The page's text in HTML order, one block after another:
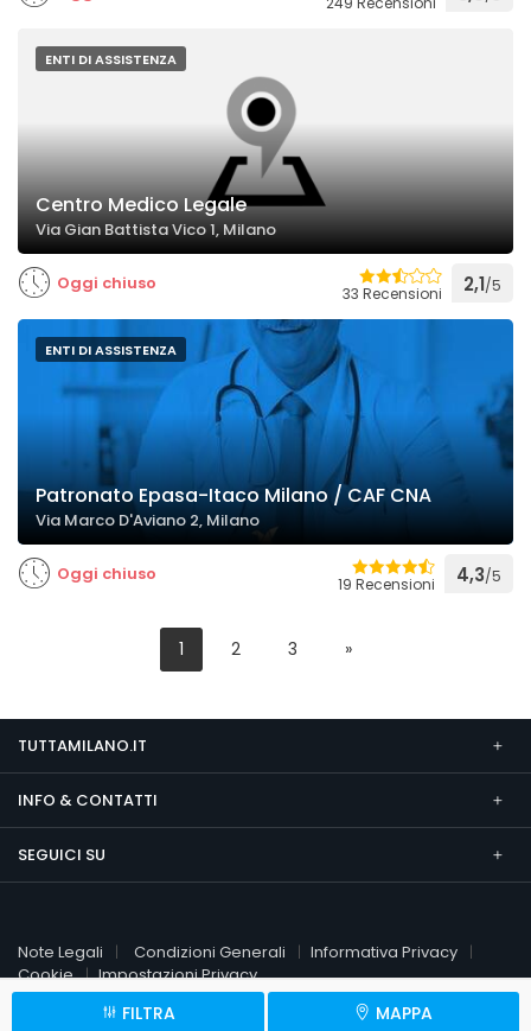
ENTI DI ASSISTENZA
Centro Medico Legale
Via Gian Battista Vico 1, Milano
Oggi chiuso 33 Recensioni 2,1/5
ENTI DI ASSISTENZA
Patronato Epasa-Itaco Milano / CAF CNA
Via Marco D'Aviano 2, Milano
Oggi chiuso 19 Recensioni 4,3/5
1 2 3 »
FILTRA MAPPA
TUTTAMILANO.IT
INFO & CONTATTI
SEGUICI SU
Note Legali Condizioni Generali
Informativa Privacy
Cookie
Impostazioni Privacy
© 2026 TuttaMilano.it